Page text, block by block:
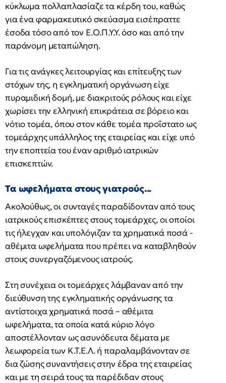
κύκλωμα πολλαπλασίαζε τα κέρδη του, καθώς
για ένα φαρμακευτικό σκεύασμα εισέπραττε
έσοδα τόσο από τον Ε.Ο.Π.Υ.Υ. όσο και από την
παράνομη μεταπώληση.
Για τις ανάγκες λειτουργίας και επίτευξης των
στόχων της, η εγκληματική οργάνωση είχε
πυραμιδική δομή, με διακριτούς ρόλους και είχε
χωρίσει την ελληνική επικράτεια σε βόρειο και
νότιο τομέα, όπου στον κάθε τομέα προΐστατο ως
τομεάρχης υπάλληλος της εταιρείας και είχε υπό
την εποπτεία του έναν αριθμό ιατρικών
επισκεπτών.
Τα ωφελήματα στους γιατρούς...
Ακολούθως, οι συνταγές παραδίδονταν από τους
ιατρικούς επισκέπτες στους τομεάρχες, οι οποίοι
τις ήλεγχαν και υπολόγιζαν τα χρηματικά ποσά -
αθέμιτα ωφελήματα που πρέπει να καταβληθούν
στους συνεργαζόμενους ιατρούς.
Στη συνέχεια οι τομεάρχες λάμβαναν από την
διεύθυνση της εγκληματικής οργάνωσης τα
αντίστοιχα χρηματικά ποσά – αθέμιτα
ωφελήματα, τα οποία κατά κύριο λόγο
αποστέλλονταν ως ασυνόδευτα δέματα με
λεωφορεία των Κ.Τ.Ε.Λ. ή παραλαμβάνονταν σε
δια ζώσης συναντήσεις στην έδρα της εταιρείας
και με τη σειρά τους τα παρέδιδαν στους